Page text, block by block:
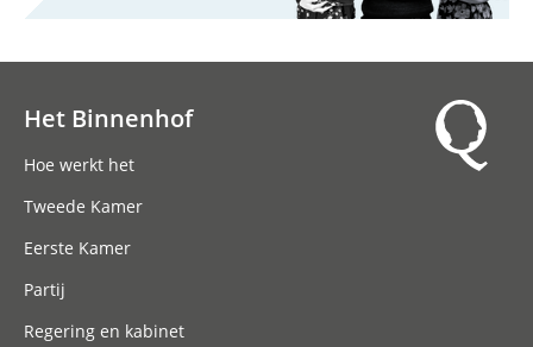
Het Binnenhof
Hoe werkt het
Tweede Kamer
Eerste Kamer
Partij
Regering en kabinet